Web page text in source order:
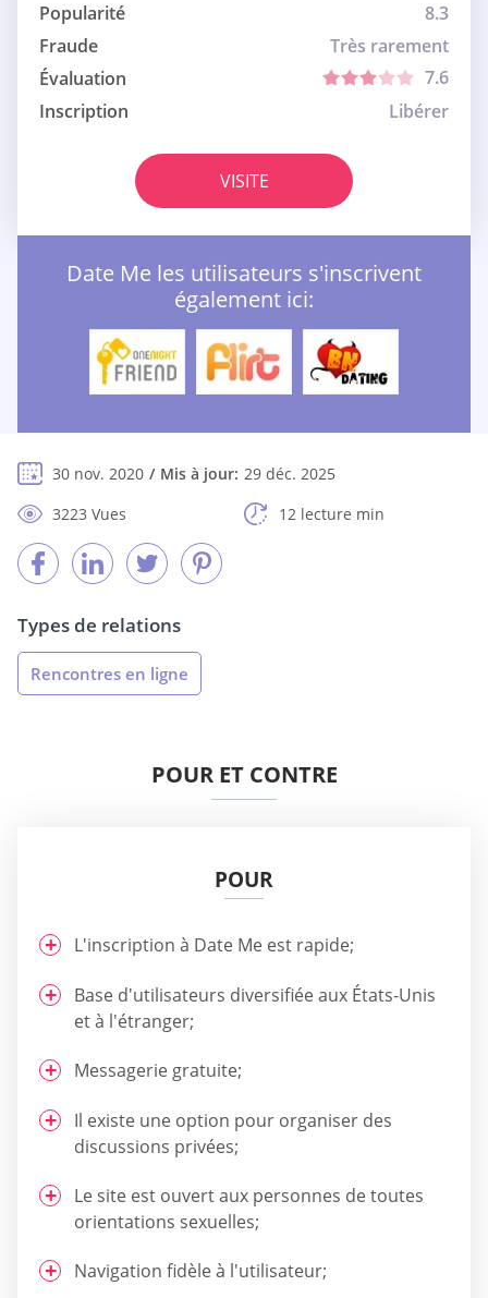
Popularité
8.3
Fraude
Très rarement
Évaluation
7.6
Inscription
Libérer
VISITE
Date Me les utilisateurs s'inscrivent
également ici:
30 nov. 2020 Mis à jour: 29 déc. 2025
3223 Vues
12 lecture min
Types de relations
Rencontres en ligne
POUR ET CONTRE
POUR
L'inscription à Date Me est rapide;
Base d'utilisateurs diversifiée aux États-Unis
et à l'étranger;
Messagerie gratuite;
Il existe une option pour organiser des
discussions privées;
Le site est ouvert aux personnes de toutes
orientations sexuelles;
Navigation fidèle à l'utilisateur;